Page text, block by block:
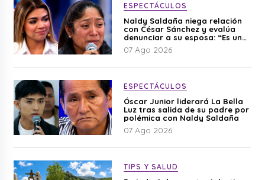
ESPECTÁCULOS
Naldy Saldaña niega relación
con César Sánchez y evalúa
denunciar a su esposa: “Es una
difamación”
07 Ago 2026
ESPECTÁCULOS
Óscar Junior liderará La Bella
Luz tras salida de su padre por
polémica con Naldy Saldaña
07 Ago 2026
TIPS Y SALUD